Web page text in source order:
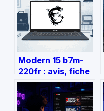
Modern 15 b7m-
220fr : avis, fiche
technique et
conseils d’achat
complets